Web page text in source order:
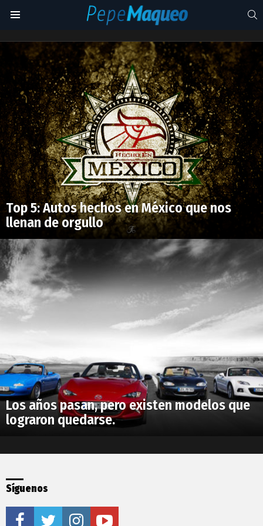
ford
fiesta
Latest
stories
Top 5: Autos hechos en México que nos
llenan de orgullo
Los años pasan, pero existen modelos que
lograron quedarse.
Síguenos
facebooktwitter instagramyoutube